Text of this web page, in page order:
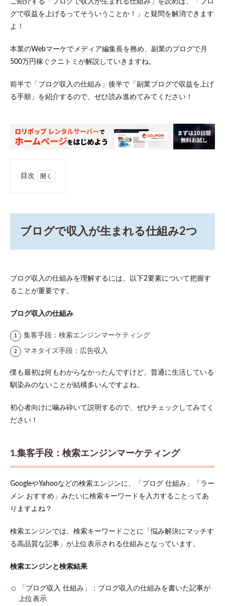
グで収益を上げるってそういうことか！」と疑問を解消できます
よ！
本業のWebマーケでメディア編集長を務め、副業のブログで月
500万円稼ぐクニトミが解説していきますね。
前半で「ブログ収入の仕組み」後半で「副業ブログで収益を上げ
る手順」を紹介するので、ぜひ読み進めてみてください！
目次
が生
まれ
1.1
1.集客
検索
ジン
ケテ
グ
1.2
タイ
段：
ビス
1.3
グ収
入の
ージ
2
副業
には
グア
リエ
イト
がお
ブログで収入が生まれる仕組み2つ
ブログ収入の仕組みを理解するには、以下2要素について把握す
ることが重要です。
ブログ収入の仕組み
集客手段：検索エンジンマーケティング
マネタイズ手段：広告収入
僕も最初は何もわからなかったんですけど、普通に生活している
馴染みのないことが結構多いんですよね。
初心者向けに噛み砕いて説明するので、ぜひチェックしてみてく
ださい！
1.集客手段：検索エンジンマーケティング
GoogleやYahooなどの検索エンジンに、「ブログ 仕組み」「ラー
メン おすすめ」みたいに検索キーワードを入力することってあ
りますよね？
検索エンジンでは、検索キーワードごとに「悩み解決にマッチす
る高品質な記事」が上位表示される仕組みとなっています。
検索エンジンと検索結果
「ブログ収入 仕組み」：ブログ収入の仕組みを書いた記事が
上位表示